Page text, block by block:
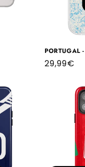
PORTUGAL
Prix
29,99€